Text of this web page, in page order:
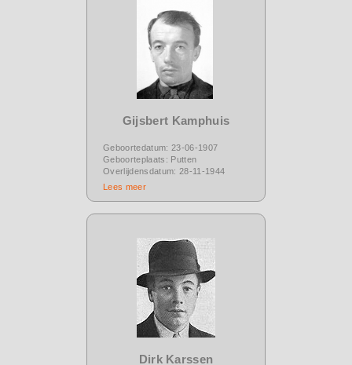
Gijsbert Kamphuis
Geboortedatum: 23-06-1907
Geboorteplaats: Putten
Overlijdensdatum: 28-11-1944
Lees meer
Dirk Karssen